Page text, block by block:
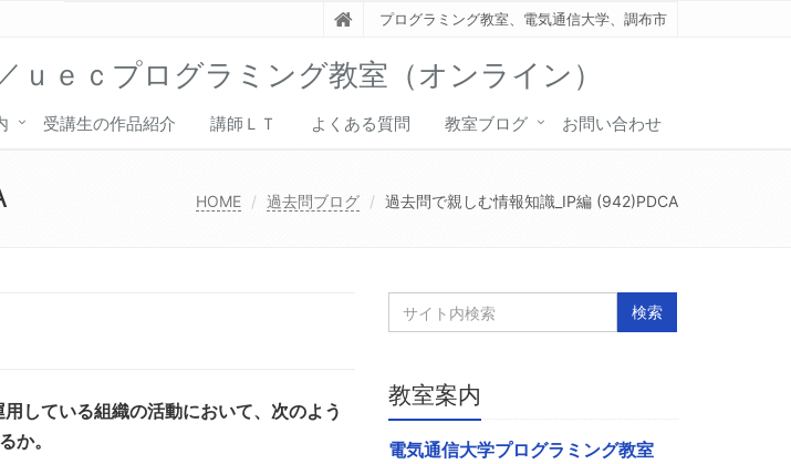
プログラミング教室、電気通信大学、調布市
ｅｃプログラミング教室（オンライン）
受講生の作品紹介 講師ＬＴ よくある質問 教室ブログ お問い合わせ
HOME 過去問ブログ 過去問で親しむ情報知識_IP編 (942)PDCA
している組織の活動において、次のよう
か。
教室案内
電気通信大学プログラミング教室